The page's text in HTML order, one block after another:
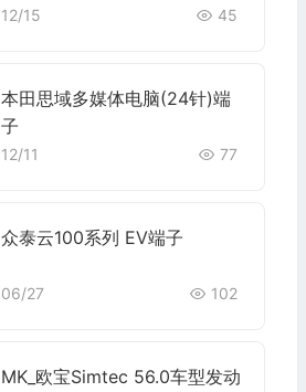
6针 端子图
12/15 45
本田思域多媒体电脑(24针)端
子
12/11 77
众泰云100系列 EV端子
06/27 102
MK_欧宝Simtec 56.0车型发动